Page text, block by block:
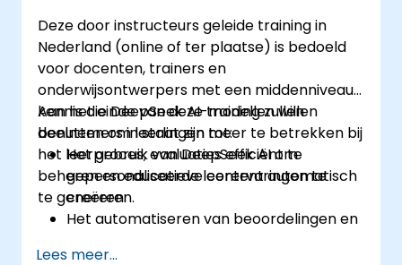
Deze door instructeurs geleide training in
Nederland (online of ter plaatse) is bedoeld
voor docenten, trainers en
onderwijsontwerpers met een middenniveau-
kennis die DeepSeek AI-modellen willen
benutten om leerlingen meer te betrekken bij
het leerproces, evaluaties efficiënt te
beheren en educatieve content automatisch
te genereren.
Aan het einde van deze training zullen
deelnemers in staat zijn tot:
Het gebruik van DeepSeek AI om
gepersonaliseerde leerervaringen te
creëren.
Het automatiseren van beoordelingen en
Lees meer...